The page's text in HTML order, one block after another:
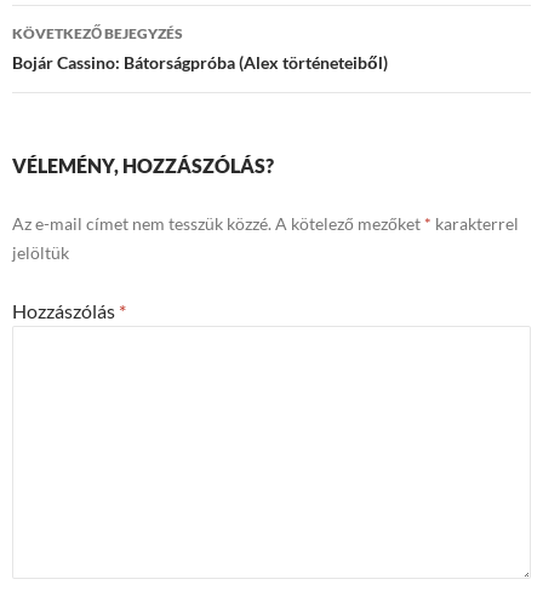
KÖVETKEZŐ BEJEGYZÉS
Bojár Cassino: Bátorságpróba (Alex történeteiből)
VÉLEMÉNY, HOZZÁSZÓLÁS?
Az e-mail címet nem tesszük közzé. A kötelező mezőket * karakterrel
jelöltük
Hozzászólás *